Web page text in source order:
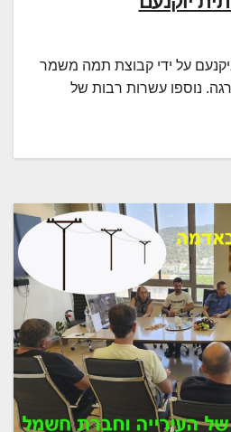
על ידי קבוצת תמה משמר
נוספו עשרות רבות של